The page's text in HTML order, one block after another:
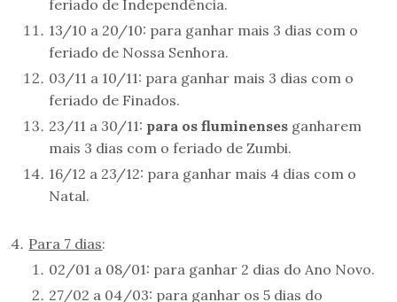
feriado de Independência.
13/10 a 20/10: para ganhar mais 3 dias com o
feriado de Nossa Senhora.
03/11 a 10/11: para ganhar mais 3 dias com o
feriado de Finados.
23/11 a 30/11: para os fluminensesganharem
mais 3 dias com o feriado de Zumbi.
16/12 a 23/12: para ganhar mais 4 dias com o
Natal.
Para 7 dias:
02/01 a 08/01: para ganhar 2 dias do Ano Novo.
27/02 a 04/03: para ganhar os 5 dias do